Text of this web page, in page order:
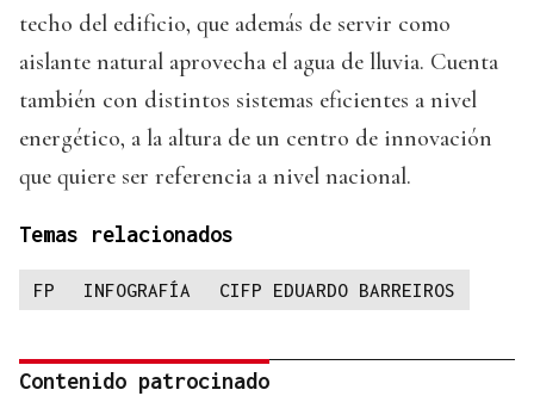
techo del edificio, que además de servir como
aislante natural aprovecha el agua de lluvia. Cuenta
también con distintos sistemas eficientes a nivel
energético, a la altura de un centro de innovación
que quiere ser referencia a nivel nacional.
Temas relacionados
FP INFOGRAFÍA CIFP EDUARDO BARREIROS
Contenido patrocinado